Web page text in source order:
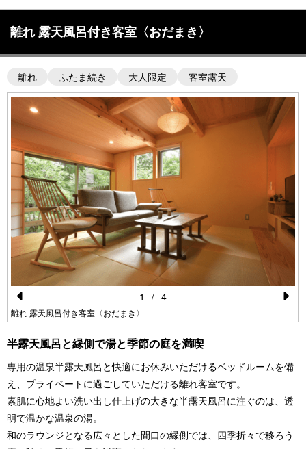
離れ 露天風呂付き客室〈おだまき〉
離れ ふたま続き 大人限定 客室露天
Pr
e
vi
o
u
s
離れ 露天風呂付き客室〈おだまき〉
1 / 4
半露天風呂と縁側で湯と季節の庭を満喫
専用の温泉半露天風呂と快適にお休みいただけるベッドルームを備
え、プライベートに過ごしていただける離れ客室です。
素肌に心地よい洗い出し仕上げの大きな半露天風呂に注ぐのは、透
明で温かな温泉の湯。
和のラウンジとなる広々とした間口の縁側では、四季折々で移ろう